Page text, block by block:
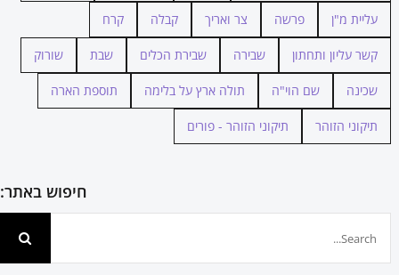
עליית מ"ן פרשה צר ואריך קבלה קרח
קשר עליון ותחתון שבירה שבירת הכלים שבת שורוק
שכינה שם הוי"ה תולה ארץ על בלימה תוספת הארה
תיקוני הזוהר תיקוני הזוהר - פורים
חיפוש באתר: